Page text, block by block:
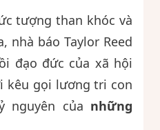
tượng than khóc và
nhà báo Taylor Reed
đạo đức của xã hội
kêu gọi lương tri con
nguyên của những